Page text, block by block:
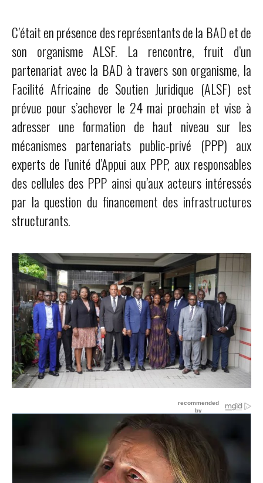
C’était en présence des représentants de la BAD et de
son organisme ALSF. La rencontre, fruit d’un
partenariat avec la BAD à travers son organisme, la
Facilité Africaine de Soutien Juridique (ALSF) est
prévue pour s’achever le 24 mai prochain et vise à
adresser une formation de haut niveau sur les
mécanismes partenariats public-privé (PPP) aux
experts de l’unité d’Appui aux PPP, aux responsables
des cellules des PPP ainsi qu’aux acteurs intéressés
par la question du financement des infrastructures
structurants.